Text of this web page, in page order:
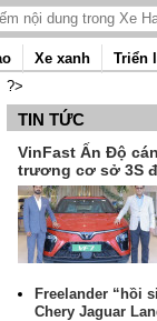
Xe xanh Triển
?>
TIN TỨC
VinFast Ấn Độ
trương cơ sở 3S
Freelander “hồi
Chery Jaguar